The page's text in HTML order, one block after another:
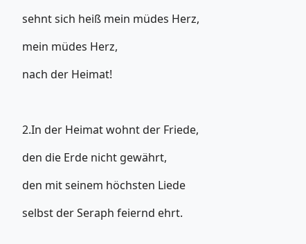
sehnt sich heiß mein müdes Herz,
mein müdes Herz,
nach der Heimat!
2.In der Heimat wohnt der Friede,
den die Erde nicht gewährt,
den mit seinem höchsten Liede
selbst der Seraph feiernd ehrt.